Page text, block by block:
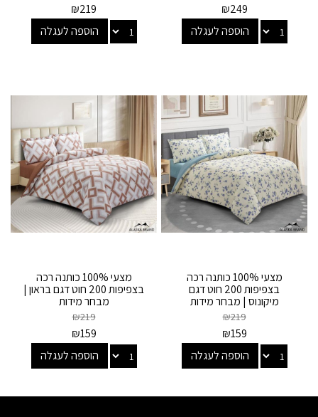
₪249
הוספה לעגלה
₪219
הוספה לעגלה
מצעי 100% כותנה רכה
בצפיפות 200 חוט דגם
מיקונוס | מבחר מידות
₪219
₪159
הוספה לעגלה
מצעי 100% כותנה רכה
בצפיפות 200 חוט דגם בראון |
מבחר מידות
₪219
₪159
הוספה לעגלה